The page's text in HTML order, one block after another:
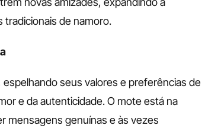
tradicionais de namoro.
seus valores e preferências de
e da autenticidade. O mote está na
mensagens genuínas e às vezes